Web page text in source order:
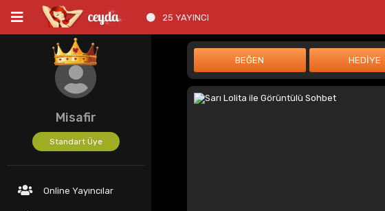
25 YAYINCI
Misafir
Standart Üye
Online Yayıncılar